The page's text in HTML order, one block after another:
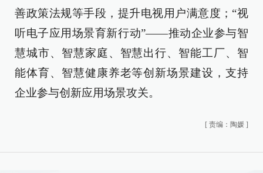
善政策法规等手段，提升电视用户满意度；“视
听电子应用场景育新行动”——推动企业参与智
慧城市、智慧家庭、智慧出行、智能工厂、智
能体育、智慧健康养老等创新场景建设，支持
企业参与创新应用场景攻关。
[ 责编：陶媛 ]